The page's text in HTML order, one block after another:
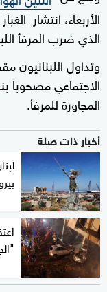
الأربعاء، انتشار
الذي ضرب المرفأ
وتداول اللبنانيون
الاجتماعي مصحوبا
المجاورة للمرفأ.
أخبار ذات صلة